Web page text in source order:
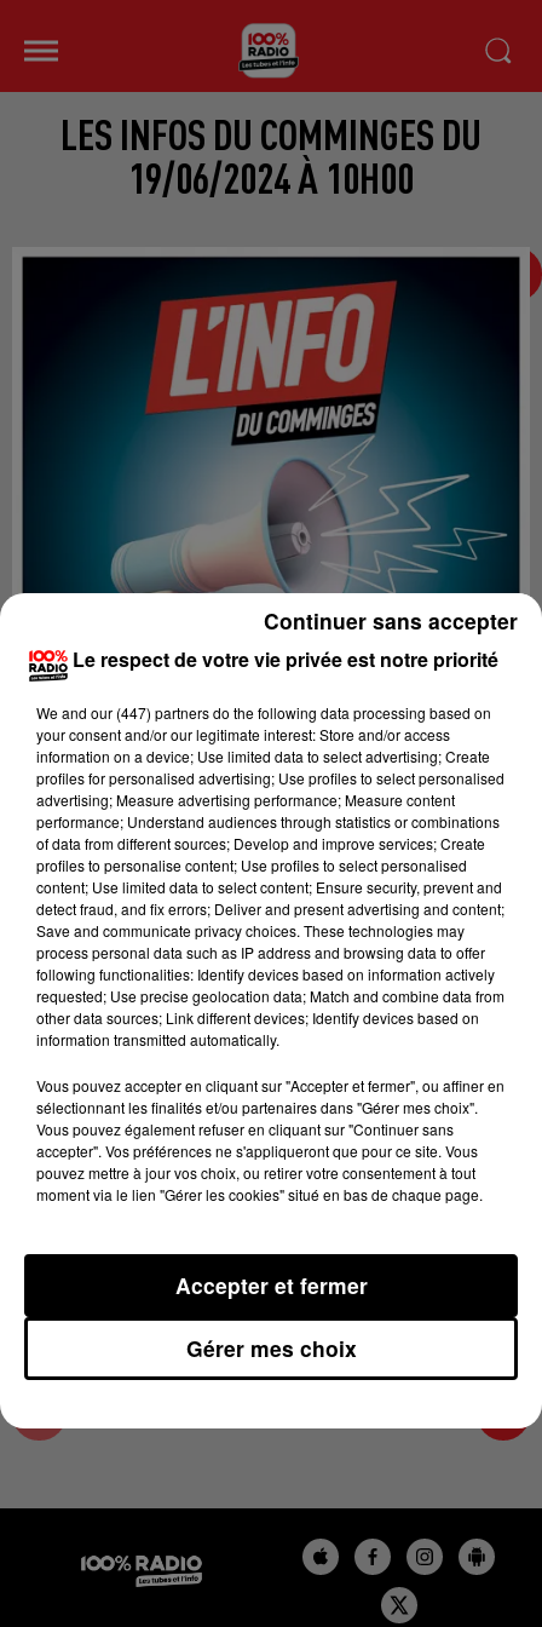
LES INFOS DU COMMINGES DU
19/06/2024 À 10H00
Lecture (2 min 22 sec)
100%
100% Radio les infos du Comminges
19 juin 2024 - 2 min 22 sec
LES INFOS DU COMMINGES DU 19/06/2024 À
10H00
Podcast infos du Comminges
Le respect de votre vie privée est notre priorité
We and our (447) partnersdo the following data processing based on
your consent and/or our legitimate interest: Store and/or access
information on a device; Use limited data to select advertising; Create
profiles for personalised advertising; Use profiles to select personalised
advertising; Measure advertising performance; Measure content
performance; Understand audiences through statistics or combinations
of data from different sources; Develop and improve services; Create
profiles to personalise content; Use profiles to select personalised
content; Use limited data to select content; Ensure security, prevent and
detect fraud, and fix errors; Deliver and present advertising and content;
Save and communicate privacy choices. These technologies may
process personal data such as IP address and browsing data to offer
following functionalities: Identify devices based on information actively
requested; Use precise geolocation data; Match and combine data from
other data sources; Link different devices; Identify devices based on
information transmitted automatically.
Vous pouvez accepter en cliquant sur "Accepter et fermer", ou affiner en
sélectionnant les finalités et/ou partenaires dans "Gérer mes choix".
Vous pouvez également refuser en cliquant sur "Continuer sans
accepter". Vos préférences ne s'appliqueront que pour ce site. Vous
pouvez mettre à jour vos choix, ou retirer votre consentement à tout
moment via le lien "Gérer les cookies" situé en bas de chaque page.
Gérer mes choix
Accepter et fermer
Continuer sans accepter